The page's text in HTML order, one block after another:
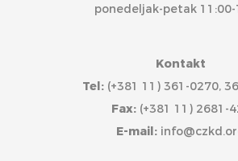
ponedeljak-petak 11:00-
Kontakt
Tel: (+381 11) 361-0270,
Fax:(+381 11) 2681-
E-mail: